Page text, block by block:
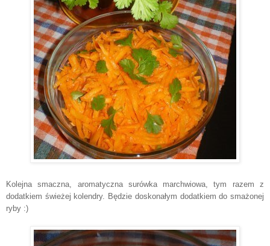
Kolejna smaczna, aromatyczna surówka marchwiowa, tym razem z
dodatkiem świeżej kolendry. Będzie doskonałym dodatkiem do smażonej
ryby :)